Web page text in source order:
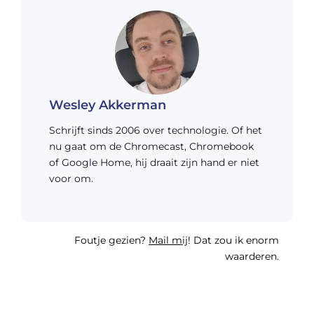
Wesley Akkerman
Schrijft sinds 2006 over technologie. Of het
nu gaat om de Chromecast, Chromebook
of Google Home, hij draait zijn hand er niet
voor om.
Foutje gezien? Mail mij! Dat zou ik enorm
waarderen.